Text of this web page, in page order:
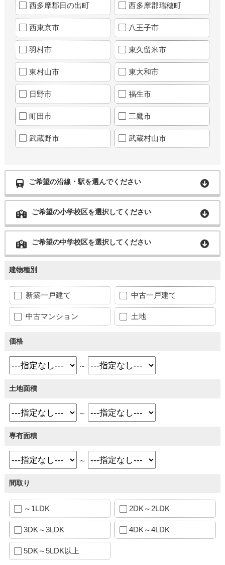
西多摩郡日の出町 西多摩郡瑞穂町
西東京市 八王子市
羽村市 東久留米市
東村山市 東大和市
日野市 福生市
町田市 三鷹市
武蔵野市 武蔵村山市
ご希望の沿線・駅を選んでください
ご希望の小学校区を選択してください
ご希望の中学校区を選択してください
建物種別
新築一戸建て 中古一戸建て
中古マンション 土地
価格
～
土地面積
～
専有面積
～
間取り
～1LDK 2DK～2LDK
3DK～3LDK 4DK～4LDK
5DK～5LDK以上